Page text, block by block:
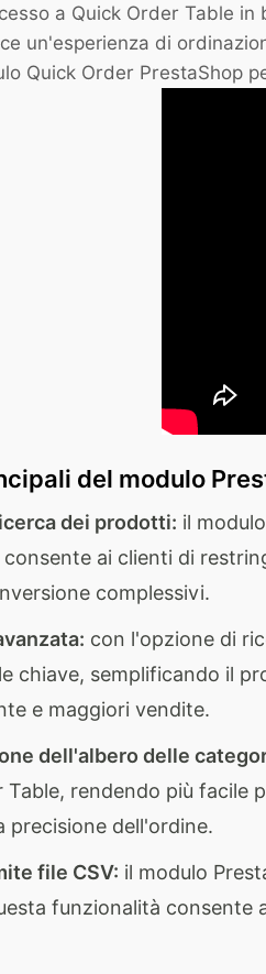
a Quick Order Table
un'esperienza di
Quick Order PrestaShop
del modulo
dei prodotti: il
ai clienti di
complessivi.
con l'opzione di
chiave, semplificando il
e maggiori vendite.
dell'albero delle
Table, rendendo più
precisione dell'ordine.
file CSV: il modulo
funzionalità